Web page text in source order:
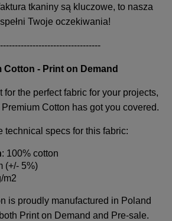
tkaniny są kluczowe, to nasza
Twoje oczekiwania!
Cotton - Print on Demand
for the perfect fabric for your projects,
Premium Cotton has got you covered.
technical specs for this fabric:
: 100% cotton
(+/- 5%)
m2
is proudly manufactured in Poland
Print on Demand and Pre-sale.